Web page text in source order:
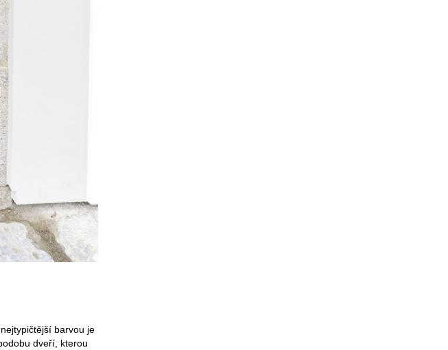
barvou je
dveří, kterou